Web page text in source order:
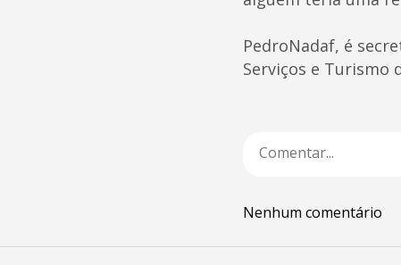
PedroNadaf, é
Serviços e Turismo
Nenhum comentário